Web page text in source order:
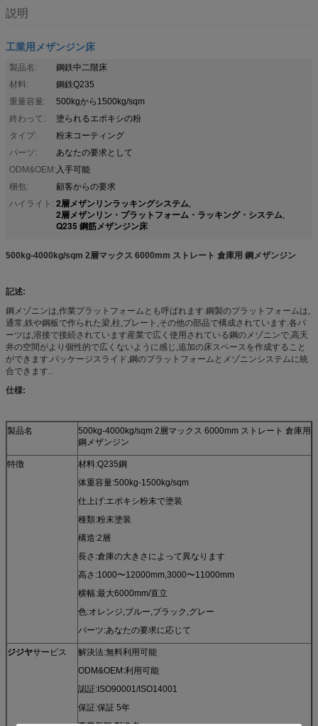
説明
工業用メザンジン床
製品名:
鋼鉄中二階床
材料:
鋼鉄Q235
重量容量:
500kgから1500kg/sqm
終わって:
塗られるエポキシの粉
タイプ:
粉末コーティング
パーツ:
あなたの要求として
ODM&OEM: 入手可能
梱包:
顧客からの要求
ハイライト: 2層メザンリンラッキングシステム,
2層メザンリン・プラットフォーム・ラッキング・システム,
Q235 鋼筋メザンジン床
500kg-4000kg/sqm 2層マックス 6000mm ストレート 倉庫用 鋼メザンジン
記述:
鋼メゾニンは,作業プラットフォームとも呼ばれます.鋼製のプラットフォームは,
通常,鉄や鋼板で作られた梁,柱,プレート,その他の部品で構成されています.各パ
ーツは,溶接で接続されています産業で広く使用されている鋼のメゾニンで,高天
井の空間がより個性的で広くないように感じ,追加の床スペースを作成すること
ができます.パッケージスライド,鋼のプラットフォームとメゾニンシステムに統
合できます..
仕様:
製品名
500kg-4000kg/sqm 2層マックス 6000mm ストレート 倉庫用
鋼メザンジン
特徴
材料:Q235鋼
体重容量:500kg-1500kg/sqm
仕上げ:エポキシ粉末で塗装
種類:粉末塗装
構造:2層
長さ:倉庫の大きさによって異なります
高さ:1000〜12000mm,3000〜11000mm
横幅:最大6000mm/直立
色:オレンジ,ブルー,ブラック,グレー
パーツ:あなたの要求に応じて
ジジヤサービス
解決法:無料利用可能
ODM&OEM:利用可能
認証:ISO90001/ISO14001
保証:保証 5年